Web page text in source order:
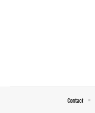
Contact